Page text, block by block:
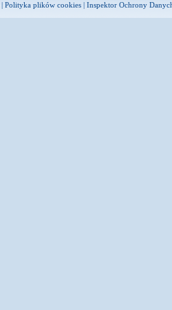
| Polityka plików cookies | Inspektor Ochrony